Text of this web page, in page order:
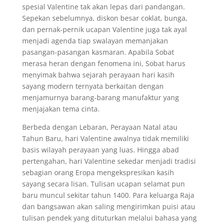
spesial Valentine tak akan lepas dari pandangan.
Sepekan sebelumnya, diskon besar coklat, bunga,
dan pernak-pernik ucapan Valentine juga tak ayal
menjadi agenda tiap swalayan memanjakan
pasangan-pasangan kasmaran. Apabila Sobat
merasa heran dengan fenomena ini, Sobat harus
menyimak bahwa sejarah perayaan hari kasih
sayang modern ternyata berkaitan dengan
menjamurnya barang-barang manufaktur yang
menjajakan tema cinta.
Berbeda dengan Lebaran, Perayaan Natal atau
Tahun Baru, hari Valentine awalnya tidak memiliki
basis wilayah perayaan yang luas. Hingga abad
pertengahan, hari Valentine sekedar menjadi tradisi
sebagian orang Eropa mengekspresikan kasih
sayang secara lisan. Tulisan ucapan selamat pun
baru muncul sekitar tahun 1400. Para keluarga Raja
dan bangsawan akan saling mengirimkan puisi atau
tulisan pendek yang dituturkan melalui bahasa yang